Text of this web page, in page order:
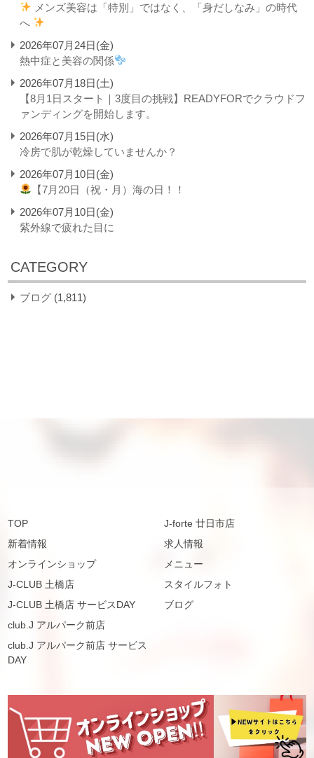
メンズ美容は「特別」ではなく、「身だしなみ」の時代
へ
2026年07月24日(金)
熱中症と美容の関係
2026年07月18日(土)
【8月1日スタート｜3度目の挑戦】READYFORでクラウドフ
ァンディングを開始します。
2026年07月15日(水)
冷房で肌が乾燥していませんか？
2026年07月10日(金)
【7月20日（祝・月）海の日！！
2026年07月10日(金)
紫外線で疲れた目に
CATEGORY
ブログ (1,811)
TOP
新着情報
オンラインショップ
J-CLUB 土橋店
J-CLUB 土橋店 サービスDAY
club.J アルパーク前店
club.J アルパーク前店 サービス
DAY
J-forte 廿日市店
求人情報
メニュー
スタイルフォト
ブログ